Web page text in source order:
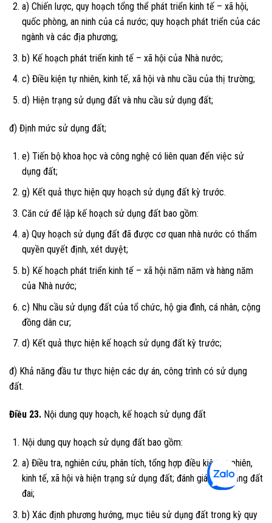
a) Chiến lược, quy hoạch tổng thể phát triển kinh tế – xã hội,
quốc phòng, an ninh của cả nước; quy hoạch phát triển của các
ngành và các địa phương;
b) Kế hoạch phát triển kinh tế – xã hội của Nhà nước;
c) Điều kiện tự nhiên, kinh tế, xã hội và nhu cầu của thị trường;
d) Hiện trạng sử dụng đất và nhu cầu sử dụng đất;
đ) Định mức sử dụng đất;
e) Tiến bộ khoa học và công nghệ có liên quan đến việc sử
dụng đất;
g) Kết quả thực hiện quy hoạch sử dụng đất kỳ trước.
Căn cứ để lập kế hoạch sử dụng đất bao gồm:
a) Quy hoạch sử dụng đất đã được cơ quan nhà nước có thẩm
quyền quyết định, xét duyệt;
b) Kế hoạch phát triển kinh tế – xã hội năm năm và hàng năm
của Nhà nước;
c) Nhu cầu sử dụng đất của tổ chức, hộ gia đình, cá nhân, cộng
đồng dân cư;
d) Kết quả thực hiện kế hoạch sử dụng đất kỳ trước;
đ) Khả năng đầu tư thực hiện các dự án, công trình có sử dụng
đất.
Điều 23. Nội dung quy hoạch, kế hoạch sử dụng đất
Nội dung quy hoạch sử dụng đất bao gồm:
a) Điều tra, nghiên cứu, phân tích, tổng hợp điều kiện tự nhiên,
kinh tế, xã hội và hiện trạng sử dụng đất; đánh giá tiềm năng đất
đai;
b) Xác định phương hướng, mục tiêu sử dụng đất trong kỳ quy